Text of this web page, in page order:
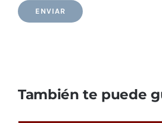
También te puede